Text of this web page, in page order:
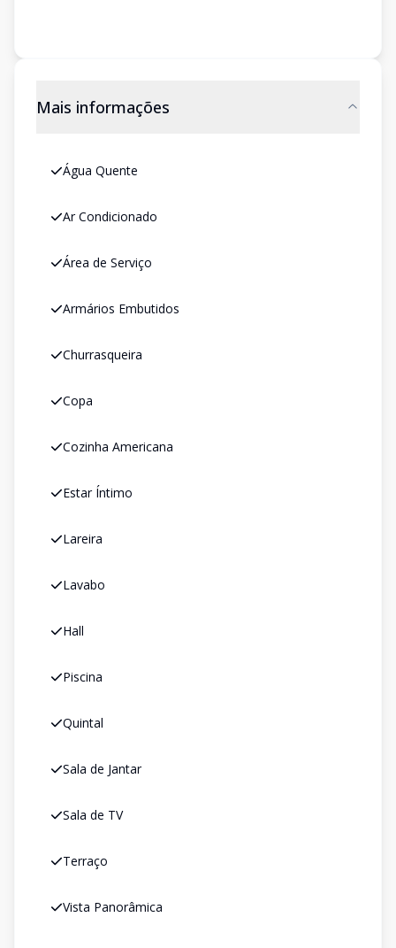
Mais informações
Água Quente
Ar Condicionado
Área de Serviço
Armários Embutidos
Churrasqueira
Copa
Cozinha Americana
Estar Íntimo
Lareira
Lavabo
Hall
Piscina
Quintal
Sala de Jantar
Sala de TV
Terraço
Vista Panorâmica